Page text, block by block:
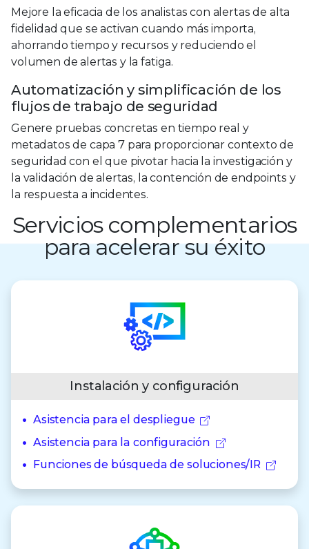
Mejore la eficacia de los analistas con alertas de alta
fidelidad que se activan cuando más importa,
ahorrando tiempo y recursos y reduciendo el
volumen de alertas y la fatiga.
Automatización y simplificación de los
flujos de trabajo de seguridad
Genere pruebas concretas en tiempo real y
metadatos de capa 7 para proporcionar contexto de
seguridad con el que pivotar hacia la investigación y
la validación de alertas, la contención de endpoints y
la respuesta a incidentes.
Servicios complementarios
para acelerar su éxito
Instalación y configuración
Asistencia para el despliegue
Asistencia para la configuración
Funciones de búsqueda de soluciones/IR